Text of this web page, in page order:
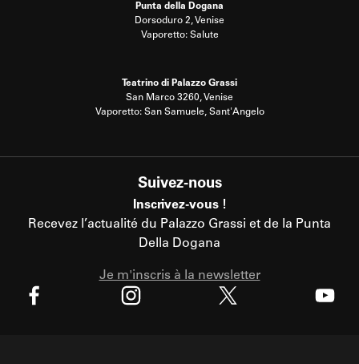
Punta della Dogana
Dorsoduro 2, Venise
Vaporetto: Salute
Teatrino di Palazzo Grassi
San Marco 3260, Venise
Vaporetto: San Samuele, Sant'Angelo
Suivez-nous
Inscrivez-vous !
Recevez l’actualité du Palazzo Grassi et de la Punta
Della Dogana
Je m'inscris à la newsletter